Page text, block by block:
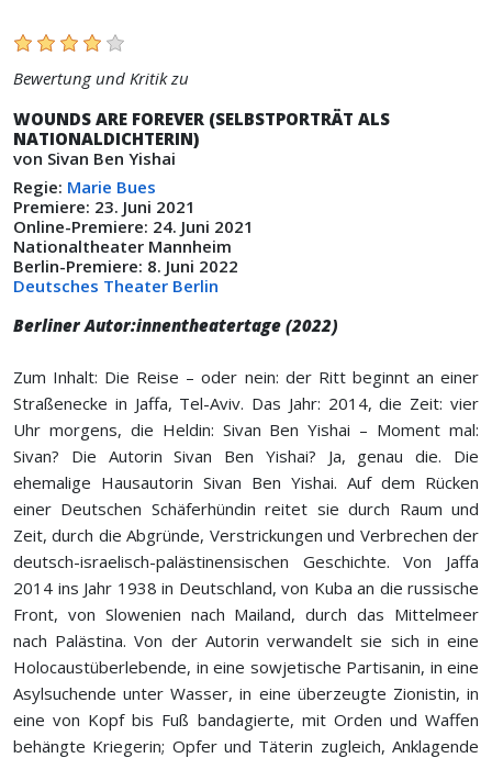
Bewertung und Kritik zu
WOUNDS ARE FOREVER (SELBSTPORTRÄT ALS
NATIONALDICHTERIN)
von Sivan Ben Yishai
Regie: Marie Bues
Premiere: 23. Juni 2021
Online-Premiere: 24. Juni 2021
Nationaltheater Mannheim
Berlin-Premiere: 8. Juni 2022
Deutsches Theater Berlin
Berliner Autor:innentheatertage (2022)
Zum Inhalt: Die Reise – oder nein: der Ritt beginnt an einer
Straßenecke in Jaffa, Tel-Aviv. Das Jahr: 2014, die Zeit: vier
Uhr morgens, die Heldin: Sivan Ben Yishai – Moment mal:
Sivan? Die Autorin Sivan Ben Yishai? Ja, genau die. Die
ehemalige Hausautorin Sivan Ben Yishai. Auf dem Rücken
einer Deutschen Schäferhündin reitet sie durch Raum und
Zeit, durch die Abgründe, Verstrickungen und Verbrechen der
deutsch-israelisch-palästinensischen Geschichte. Von Jaffa
2014 ins Jahr 1938 in Deutschland, von Kuba an die russische
Front, von Slowenien nach Mailand, durch das Mittelmeer
nach Palästina. Von der Autorin verwandelt sie sich in eine
Holocaustüberlebende, in eine sowjetische Partisanin, in eine
Asylsuchende unter Wasser, in eine überzeugte Zionistin, in
eine von Kopf bis Fuß bandagierte, mit Orden und Waffen
behängte Kriegerin; Opfer und Täterin zugleich, Anklagende